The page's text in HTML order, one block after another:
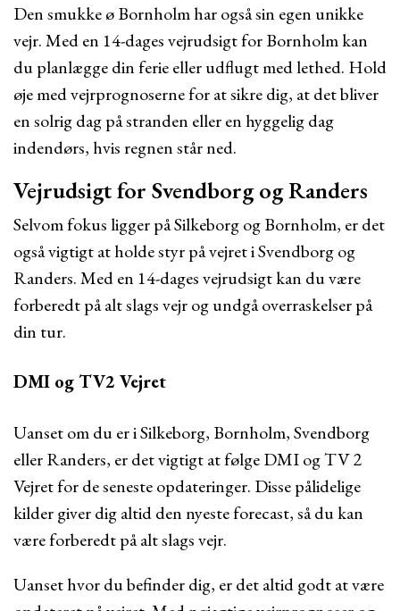
Den smukke ø Bornholm har også sin egen unikke
vejr. Med en 14-dages vejrudsigt for Bornholm kan
du planlægge din ferie eller udflugt med lethed. Hold
øje med vejrprognoserne for at sikre dig, at det bliver
en solrig dag på stranden eller en hyggelig dag
indendørs, hvis regnen står ned.
Vejrudsigt for Svendborg og Randers
Selvom fokus ligger på Silkeborg og Bornholm, er det
også vigtigt at holde styr på vejret i Svendborg og
Randers. Med en 14-dages vejrudsigt kan du være
forberedt på alt slags vejr og undgå overraskelser på
din tur.
DMI og TV2 Vejret
Uanset om du er i Silkeborg, Bornholm, Svendborg
eller Randers, er det vigtigt at følge DMI og TV 2
Vejret for de seneste opdateringer. Disse pålidelige
kilder giver dig altid den nyeste forecast, så du kan
være forberedt på alt slags vejr.
Uanset hvor du befinder dig, er det altid godt at være